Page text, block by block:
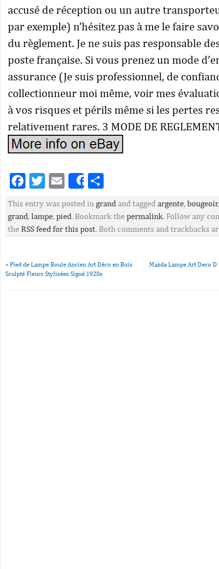
accusé de réception ou un autre
par exemple) n’hésitez pas à me le faire
du règlement. Je ne suis pas responsable
poste française. Si vous prenez un mode
assurance (Je suis professionnel, de
collectionneur moi même, voir mes
à vos risques et périls même si les pertes
relativement rares. 3 MODE DE
Facebook
Twitter
EmailShare
This entry was posted in grand and tagged argente, bougeoir
grand, lampe, pied. Bookmark the permalink. Follow any
the RSS feed for this post. Both comments and trackbacks
« Pied de Lampe Boule Ancien Art Déco en Bois
Sculpté Fleurs Stylisées Signé 1920s
Mazda Lampe Art Deco